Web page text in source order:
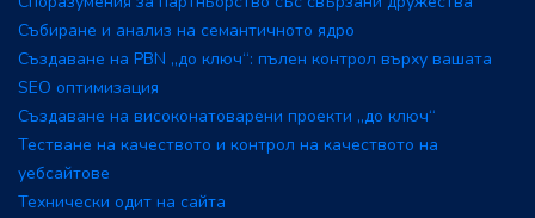
Събиране и анализ на семантичното ядро
Създаване на PBN „до ключ“: пълен контрол върху вашата
SEO оптимизация
Създаване на високонатоварени проекти „до ключ“
Тестване на качеството и контрол на качеството на
уебсайтове
Технически одит на сайта